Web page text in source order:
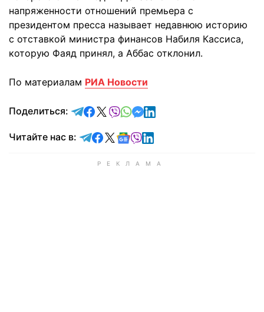
напряженности отношений премьера с
президентом пресса называет недавнюю историю
с отставкой министра финансов Набиля Кассиса,
которую Фаяд принял, а Аббас отклонил.
По материалам РИА Новости
Поделиться: отправить в Telegram
поделиться в Facebook
поделиться в X
отправить в Viber
отправить в Whatsapp
отправить в Messenger
отправить в LinkedIn
Читайте нас в: Читайте в Telegram
Читайте в Facebook
Читайте в X
Читайте в Google news
Читайте в Viber
Читайте в LinkedIn